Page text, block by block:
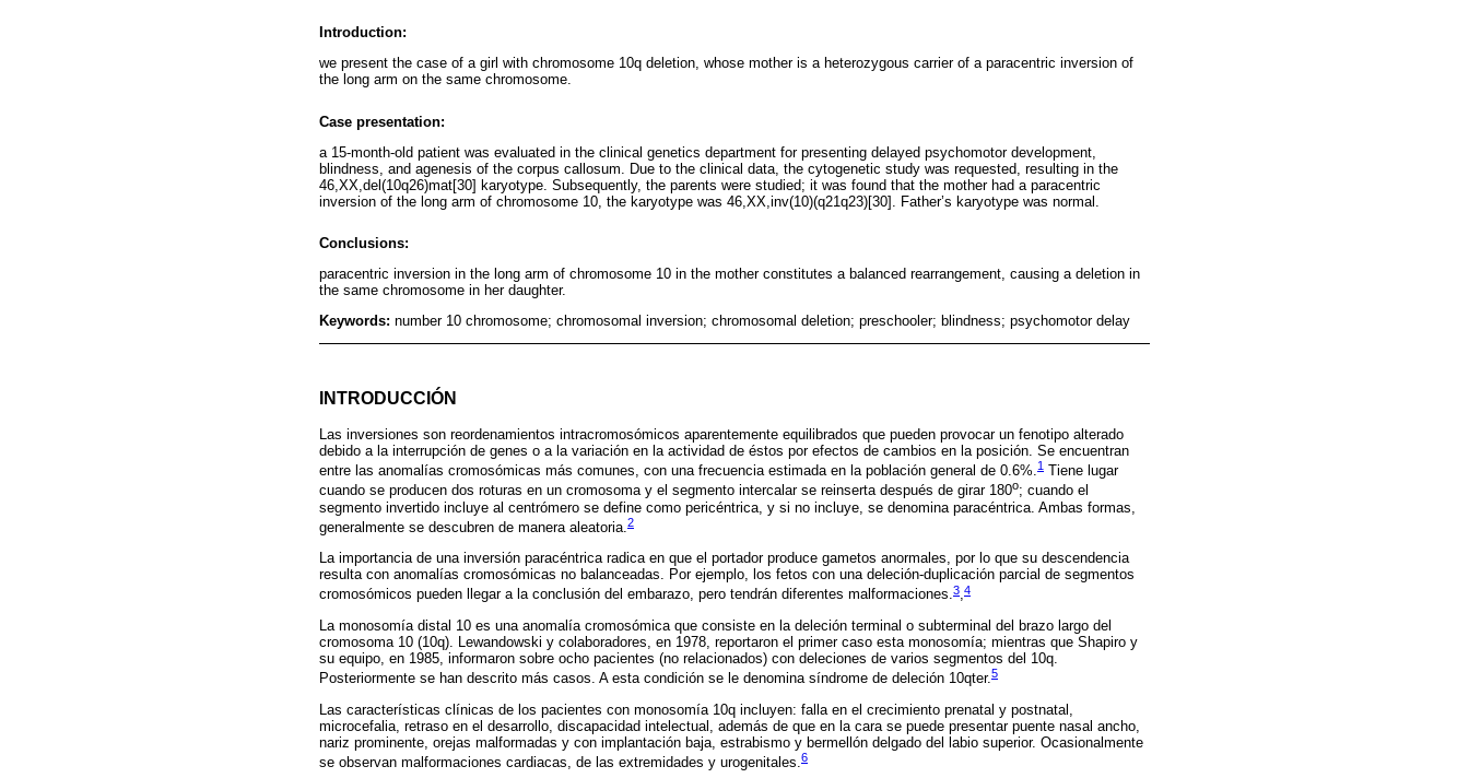
Introduction:
we present the case of a girl with chromosome 10q deletion, whose mother is a heterozygous carrier of a paracentric inversion of
the long arm on the same chromosome.
Case presentation:
a 15-month-old patient was evaluated in the clinical genetics department for presenting delayed psychomotor development,
blindness, and agenesis of the corpus callosum. Due to the clinical data, the cytogenetic study was requested, resulting in the
46,XX,del(10q26)mat[30] karyotype. Subsequently, the parents were studied; it was found that the mother had a paracentric
inversion of the long arm of chromosome 10, the karyotype was 46,XX,inv(10)(q21q23)[30]. Father’s karyotype was normal.
Conclusions:
paracentric inversion in the long arm of chromosome 10 in the mother constitutes a balanced rearrangement, causing a deletion in
the same chromosome in her daughter.
Keywords: number 10 chromosome; chromosomal inversion; chromosomal deletion; preschooler; blindness; psychomotor delay
INTRODUCCIÓN
Las inversiones son reordenamientos intracromosómicos aparentemente equilibrados que pueden provocar un fenotipo alterado
debido a la interrupción de genes o a la variación en la actividad de éstos por efectos de cambios en la posición. Se encuentran
entre las anomalías cromosómicas más comunes, con una frecuencia estimada en la población general de 0.6%.1 Tiene lugar
cuando se producen dos roturas en un cromosoma y el segmento intercalar se reinserta después de girar 180o; cuando el
segmento invertido incluye al centrómero se define como pericéntrica, y si no incluye, se denomina paracéntrica. Ambas formas,
generalmente se descubren de manera aleatoria.2
La importancia de una inversión paracéntrica radica en que el portador produce gametos anormales, por lo que su descendencia
resulta con anomalías cromosómicas no balanceadas. Por ejemplo, los fetos con una deleción-duplicación parcial de segmentos
cromosómicos pueden llegar a la conclusión del embarazo, pero tendrán diferentes malformaciones.3,4
La monosomía distal 10 es una anomalía cromosómica que consiste en la deleción terminal o subterminal del brazo largo del
cromosoma 10 (10q). Lewandowski y colaboradores, en 1978, reportaron el primer caso esta monosomía; mientras que Shapiro y
su equipo, en 1985, informaron sobre ocho pacientes (no relacionados) con deleciones de varios segmentos del 10q.
Posteriormente se han descrito más casos. A esta condición se le denomina síndrome de deleción 10qter.5
Las características clínicas de los pacientes con monosomía 10q incluyen: falla en el crecimiento prenatal y postnatal,
microcefalia, retraso en el desarrollo, discapacidad intelectual, además de que en la cara se puede presentar puente nasal ancho,
nariz prominente, orejas malformadas y con implantación baja, estrabismo y bermellón delgado del labio superior. Ocasionalmente
se observan malformaciones cardiacas, de las extremidades y urogenitales. 6